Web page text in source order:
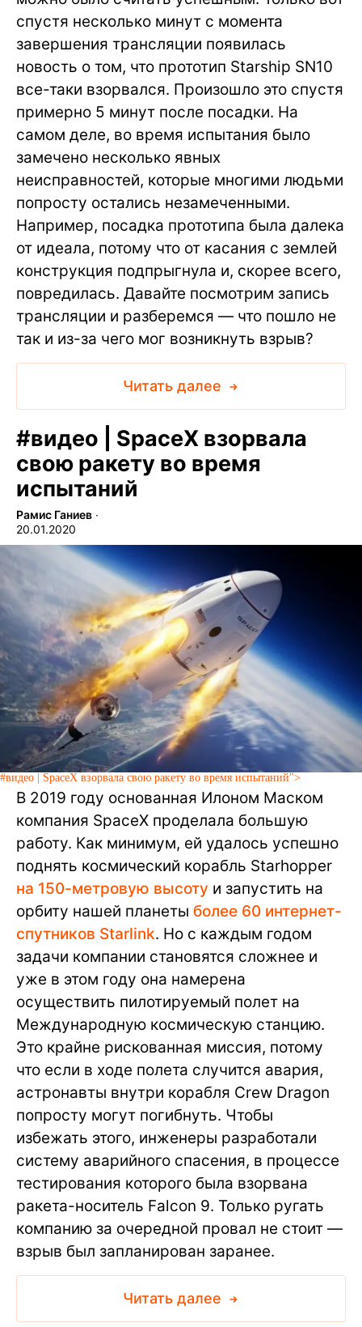
спустя несколько минут с момента
завершения трансляции появилась
новость о том, что прототип Starship SN10
все-таки взорвался. Произошло это спустя
примерно 5 минут после посадки. На
самом деле, во время испытания было
замечено несколько явных
неисправностей, которые многими людьми
попросту остались незамеченными.
Например, посадка прототипа была далека
от идеала, потому что от касания с землей
конструкция подпрыгнула и, скорее всего,
повредилась. Давайте посмотрим запись
трансляции и разберемся — что пошло не
так и из-за чего мог возникнуть взрыв?
Читать далее
#видео | SpaceX взорвала
свою ракету во время
испытаний
Рамис Ганиев ∙
20.01.2020
#видео | SpaceX взорвала свою ракету во время испытаний">
В 2019 году основанная Илоном Маском
компания SpaceX проделала большую
работу. Как минимум, ей удалось успешно
поднять космический корабль Starhopper
на 150-метровую высоту и запустить на
орбиту нашей планеты более 60 интернет-
спутников Starlink. Но с каждым годом
задачи компании становятся сложнее и
уже в этом году она намерена
осуществить пилотируемый полет на
Международную космическую станцию.
Это крайне рискованная миссия, потому
что если в ходе полета случится авария,
астронавты внутри корабля Crew Dragon
попросту могут погибнуть. Чтобы
избежать этого, инженеры разработали
систему аварийного спасения, в процессе
тестирования которого была взорвана
ракета-носитель Falcon 9. Только ругать
компанию за очередной провал не стоит —
взрыв был запланирован заранее.
Читать далее